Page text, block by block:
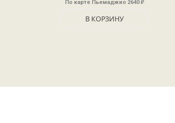
По карте Пьемаджио 2640
В КОРЗИНУ